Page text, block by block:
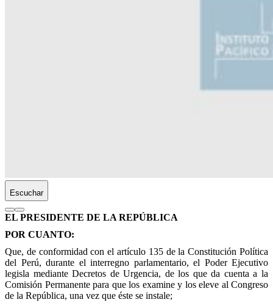
Escuchar
EL PRESIDENTE DE LA REPÚBLICA
POR CUANTO:
Que, de conformidad con el artículo 135 de la Constitución Política
del Perú, durante el interregno parlamentario, el Poder Ejecutivo
legisla mediante Decretos de Urgencia, de los que da cuenta a la
Comisión Permanente para que los examine y los eleve al Congreso
de la República, una vez que éste se instale;